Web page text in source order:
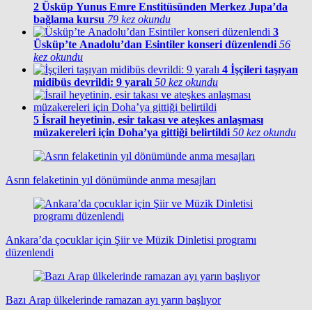
2 Üsküp Yunus Emre Enstitüsünden Merkez Jupa’da
bağlama kursu 79 kez okundu
3
Üsküp’te Anadolu’dan Esintiler konseri düzenlendi 56
kez okundu
4 İşçileri taşıyan
midibüs devrildi: 9 yaralı 50 kez okundu
5 İsrail heyetinin, esir takası ve ateşkes anlaşması
müzakereleri için Doha’ya gittiği belirtildi 50 kez okundu
Asrın felaketinin yıl dönümünde anma mesajları
Ankara’da çocuklar için Şiir ve Müzik Dinletisi programı
düzenlendi
Bazı Arap ülkelerinde ramazan ayı yarın başlıyor